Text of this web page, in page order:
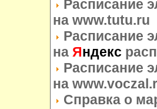
Расписание
на www.tutu.ru
Расписание
на Яндекс
Расписание
на
Справка о